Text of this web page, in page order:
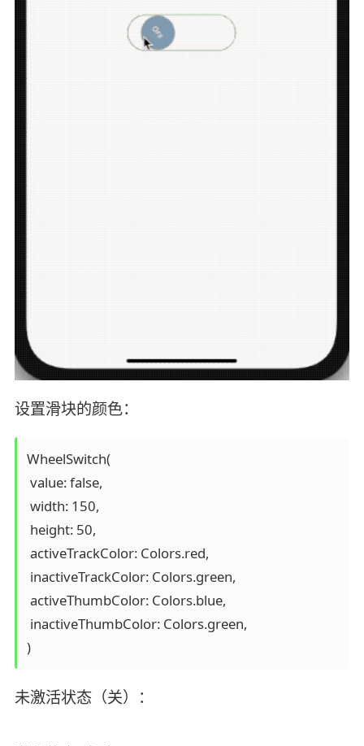
设置滑块的颜色：
WheelSwitch(
value: false,
width: 150,
height: 50,
activeTrackColor: Colors.red,
inactiveTrackColor: Colors.green,
activeThumbColor: Colors.blue,
inactiveThumbColor: Colors.green,
)
未激活状态（关）：